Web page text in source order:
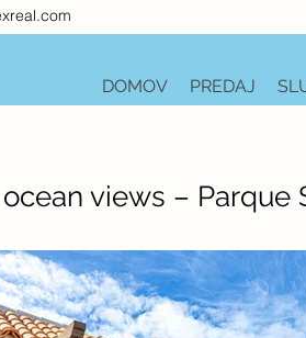
DOMOV PREDAJ
views – Parque